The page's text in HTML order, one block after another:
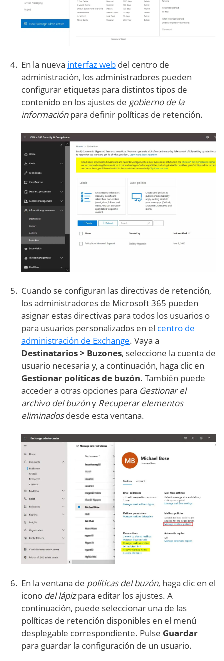
En la nueva interfaz web del centro de
administración, los administradores pueden
configurar etiquetas para distintos tipos de
contenido en los ajustes de gobierno de la
informaciónpara definir políticas de retención.
Cuando se configuran las directivas de retención,
los administradores de Microsoft 365 pueden
asignar estas directivas para todos los usuarios o
para usuarios personalizados en el centro de
administración de Exchange. Vaya a
Destinatarios > Buzones, seleccione la cuenta de
usuario necesaria y, a continuación, haga clic en
Gestionar políticas de buzón. También puede
acceder a otras opciones para Gestionar el
archivo del buzóny Recuperar elementos
eliminadosdesde esta ventana.
En la ventana de políticas del buzón, haga clic en el
icono del lápizpara editar los ajustes. A
continuación, puede seleccionar una de las
políticas de retención disponibles en el menú
desplegable correspondiente. Pulse Guardar
para guardar la configuración de un usuario.